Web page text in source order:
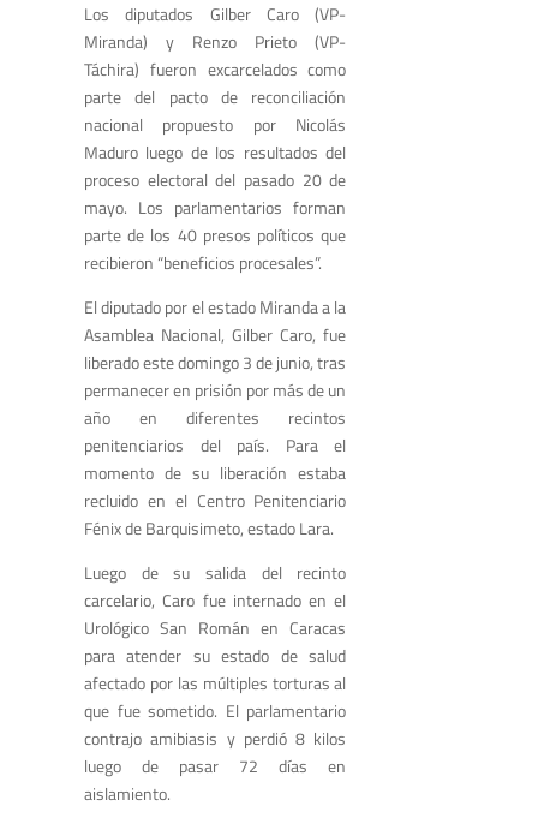
Los diputados Gilber Caro (VP-
Miranda) y Renzo Prieto (VP-
Táchira) fueron excarcelados como
parte del pacto de reconciliación
nacional propuesto por Nicolás
Maduro luego de los resultados del
proceso electoral del pasado 20 de
mayo. Los parlamentarios forman
parte de los 40 presos políticos que
recibieron “beneficios procesales”.
El diputado por el estado Miranda a la
Asamblea Nacional, Gilber Caro, fue
liberado este domingo 3 de junio, tras
permanecer en prisión por más de un
año en diferentes recintos
penitenciarios del país. Para el
momento de su liberación estaba
recluido en el Centro Penitenciario
Fénix de Barquisimeto, estado Lara.
Luego de su salida del recinto
carcelario, Caro fue internado en el
Urológico San Román en Caracas
para atender su estado de salud
afectado por las múltiples torturas al
que fue sometido. El parlamentario
contrajo amibiasis y perdió 8 kilos
luego de pasar 72 días en
aislamiento.